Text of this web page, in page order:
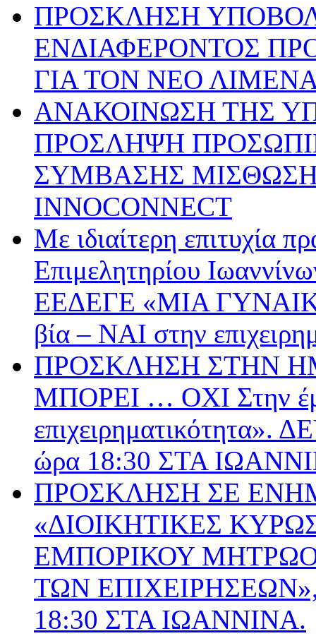
ΠΡΟΣΚΛΗΣΗ
ΕΝΔΙΑΦΕΡΟΝΤΟΣ
ΓΙΑ ΤΟΝ ΝΕΟ
ΑΝΑΚΟΙΝΩΣΗ ΤΗΣ
ΠΡΟΣΛΗΨΗ
ΣΥΜΒΑΣΗΣ
INNOCONNECT
Με ιδιαίτερη επιτυχία
Επιμελητηρίου
ΕΕΔΕΓΕ «ΜΙΑ
βία – ΝΑΙ στην
ΠΡΟΣΚΛΗΣΗ ΣΤΗΝ
ΜΠΟΡΕΙ … ΟΧΙ Στην
ώρα 18:30 ΣΤΑ
ΠΡΟΣΚΛΗΣΗ ΣΕ
«ΔΙΟΙΚΗΤΙΚΕΣ
ΕΜΠΟΡΙΚΟΥ
ΤΩΝ
18:30 ΣΤΑ ΙΩΑΝΝΙΝΑ.